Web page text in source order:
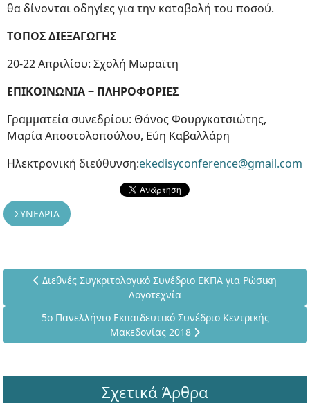
θα δίνονται οδηγίες για την καταβολή του ποσού.
ΤΟΠΟΣ ΔΙΕΞΑΓΩΓΗΣ
20-22 Απριλίου: Σχολή Μωραϊτη
ΕΠΙΚΟΙΝΩΝΙΑ ‒ ΠΛΗΡΟΦΟΡΙΕΣ
Γραμματεία συνεδρίου: Θάνος Φουργκατσιώτης,
Μαρία Αποστολοπούλου, Εύη Καβαλλάρη
Ηλεκτρονική διεύθυνση:ekedisyconference@gmail.com
ΣΥΝΕΔΡΙΑ
Προηγούμενο άρθρο: Διεθνές Συγκριτολογικό Συνέδριο
Διεθνές Συγκριτολογικό Συνέδριο ΕΚΠΑ για Ρώσικη
Λογοτεχνία
Επόμενο άρθρο: 5ο Πανελλήνιο Εκπαιδευτικό Συνέδριο
5ο Πανελλήνιο Εκπαιδευτικό Συνέδριο Κεντρικής
Μακεδονίας 2018
Σχετικά Άρθρα